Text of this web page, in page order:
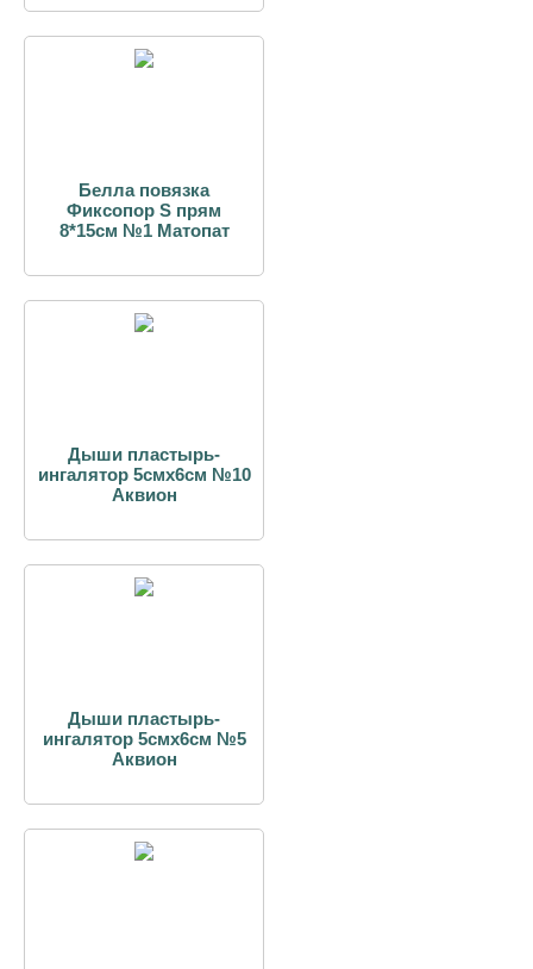
Белла повязка
Фиксопор S прям
8*15см №1 Матопат
Дыши пластырь-
ингалятор 5смх6см №10
Аквион
Дыши пластырь-
ингалятор 5смх6см №5
Аквион